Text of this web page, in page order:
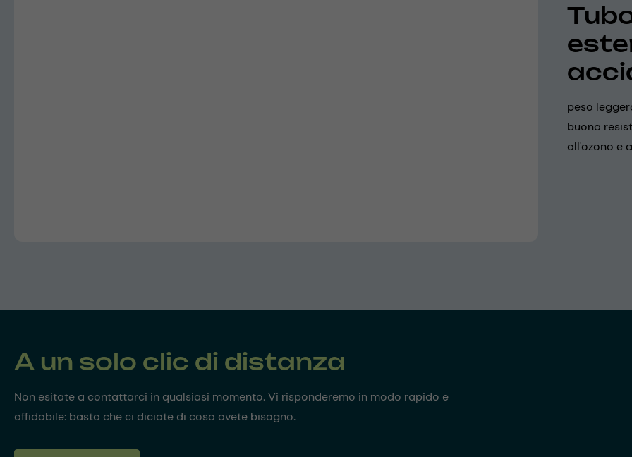
peso
buona
all'ozono e
A un solo clic di distanza
Non esitate a contattarci in qualsiasi momento. Vi risponderemo in modo rapido e
affidabile: basta che ci diciate di cosa avete bisogno.